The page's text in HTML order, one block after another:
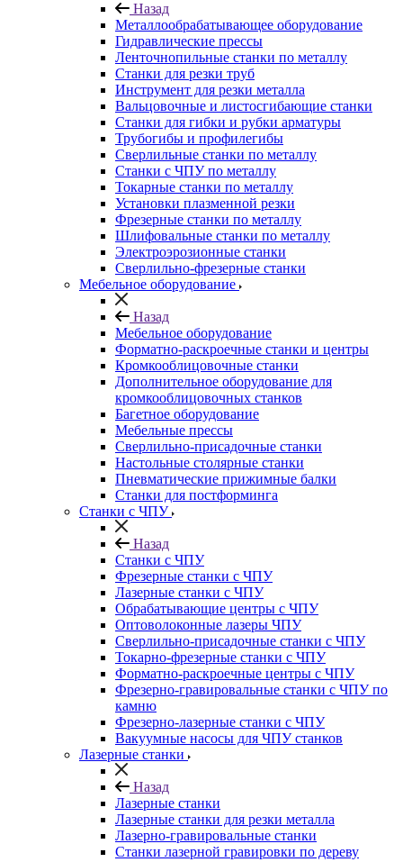
Назад
Металлообрабатывающее оборудование
Гидравлические прессы
Ленточнопильные станки по металлу
Станки для резки труб
Инструмент для резки металла
Вальцовочные и листосгибающие станки
Станки для гибки и рубки арматуры
Трубогибы и профилегибы
Сверлильные станки по металлу
Станки с ЧПУ по металлу
Токарные станки по металлу
Установки плазменной резки
Фрезерные станки по металлу
Шлифовальные станки по металлу
Электроэрозионные станки
Сверлильно-фрезерные станки
Мебельное оборудование
Назад
Мебельное оборудование
Форматно-раскроечные станки и центры
Кромкооблицовочные станки
Дополнительное оборудование для
кромкооблицовочных станков
Багетное оборудование
Мебельные прессы
Сверлильно-присадочные станки
Настольные столярные станки
Пневматические прижимные балки
Станки для постформинга
Станки с ЧПУ
Назад
Станки с ЧПУ
Фрезерные станки с ЧПУ
Лазерные станки с ЧПУ
Обрабатывающие центры с ЧПУ
Оптоволоконные лазеры ЧПУ
Сверлильно-присадочные станки с ЧПУ
Токарно-фрезерные станки с ЧПУ
Форматно-раскроечные центры с ЧПУ
Фрезерно-гравировальные станки с ЧПУ по
камню
Фрезерно-лазерные станки с ЧПУ
Вакуумные насосы для ЧПУ станков
Лазерные станки
Назад
Лазерные станки
Лазерные станки для резки металла
Лазерно-гравировальные станки
Станки лазерной гравировки по дереву